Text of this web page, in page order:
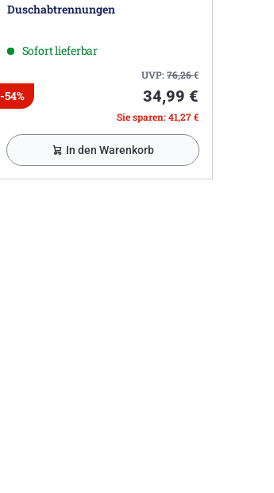
Duschabtrennungen
Sofort lieferbar
UVP:76,26€
-54% 34,99 €
Sie sparen: 41,27 €
In den Warenkorb